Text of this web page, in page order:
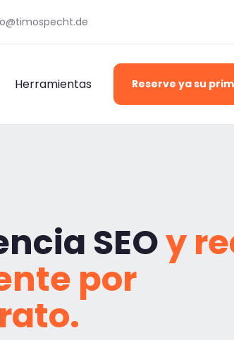
Herramientas Reserve ya su
SEOy
por